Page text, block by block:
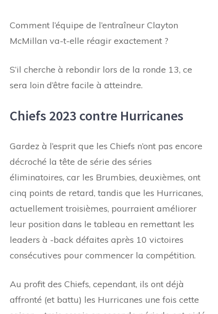
Comment l’équipe de l’entraîneur Clayton
McMillan va-t-elle réagir exactement ?
S’il cherche à rebondir lors de la ronde 13, ce
sera loin d’être facile à atteindre.
Chiefs 2023 contre Hurricanes
Gardez à l’esprit que les Chiefs n’ont pas encore
décroché la tête de série des séries
éliminatoires, car les Brumbies, deuxièmes, ont
cinq points de retard, tandis que les Hurricanes,
actuellement troisièmes, pourraient améliorer
leur position dans le tableau en remettant les
leaders à -back défaites après 10 victoires
consécutives pour commencer la compétition.
Au profit des Chiefs, cependant, ils ont déjà
affronté (et battu) les Hurricanes une fois cette